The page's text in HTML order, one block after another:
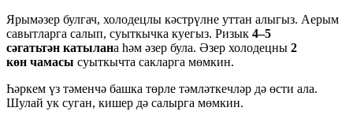
Ярымәзер булгач, холодецлы кәстрүлне уттан алыгыз. Аерым
савытларга салып, суыткычка куегыз. Ризык 4–5
сәгатьтән катылана һәм әзер була. Әзер холодецны 2
көн чамасы суыткычта сакларга мөмкин.
Һәркем үз тәменчә башка төрле тәмләткечләр дә өсти ала.
Шулай ук суган, кишер дә салырга мөмкин.